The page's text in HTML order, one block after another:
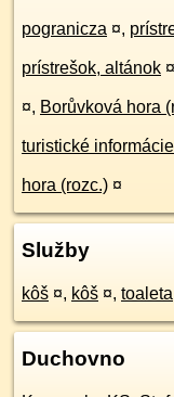
pogranicza ¤,
prístrešok, altánok ¤
¤, Borůvková hora
turistické informácie
hora (rozc.) ¤
Služby
kôš ¤, kôš ¤, toaleta
Duchovno